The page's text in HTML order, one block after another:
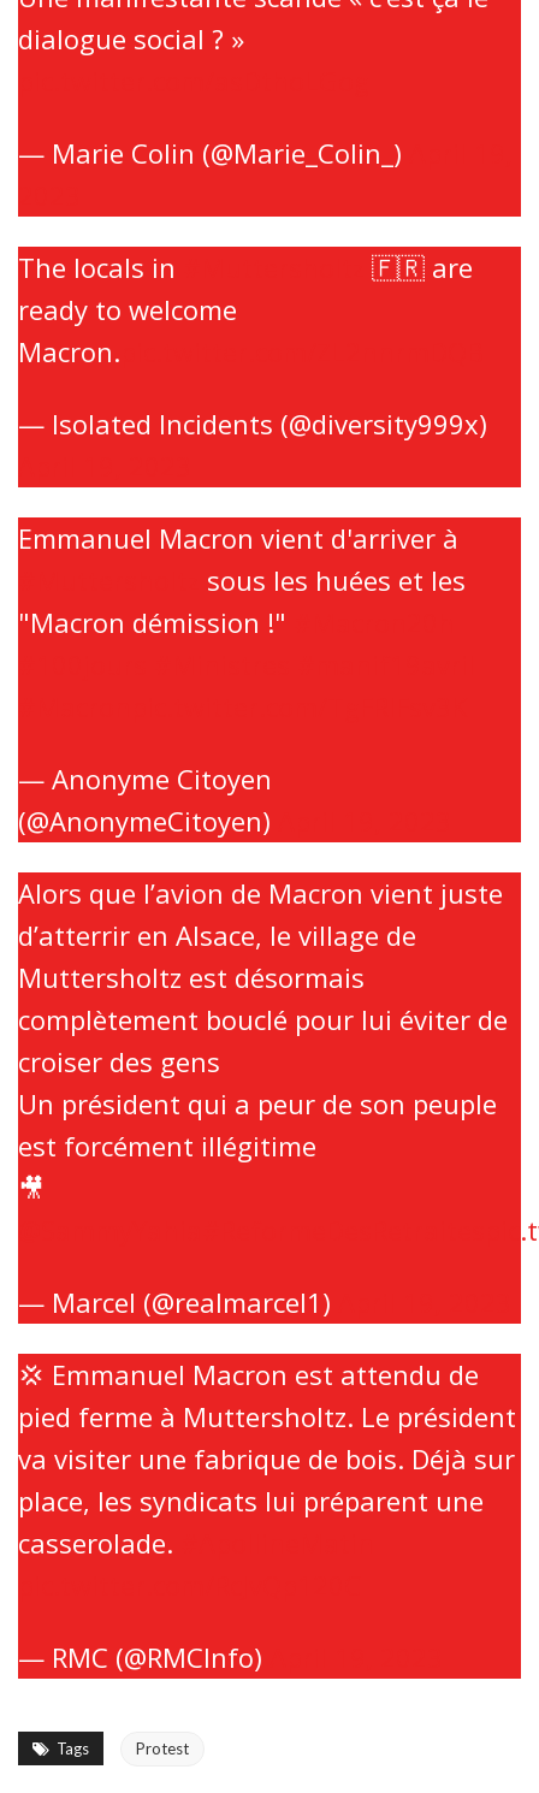
dialogue social ? »
— Marie Colin (@Marie_Colin_)
The locals in
🇫🇷 are
ready to welcome
Macron.
— Isolated Incidents (@diversity999x)
Emmanuel Macron vient d'arriver à
sous les huées et les
"Macron démission !"
— Anonyme Citoyen
(@AnonymeCitoyen)
Alors que l’avion de Macron vient juste
d’atterrir en Alsace, le village de
Muttersholtz est désormais
complètement bouclé pour lui éviter de
croiser des gens
Un président qui a peur de son peuple
est forcément illégitime
🎥
— Marcel (@realmarcel1)
💢 Emmanuel Macron est attendu de
pied ferme à Muttersholtz. Le président
va visiter une fabrique de bois. Déjà sur
place, les syndicats lui préparent une
casserolade.
— RMC (@RMCInfo)
Tags Protest